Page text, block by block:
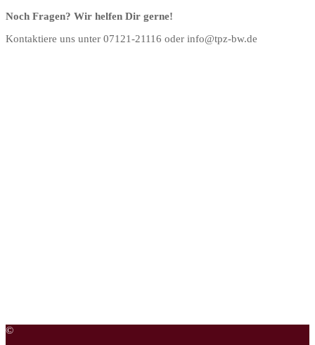
Noch Fragen? Wir helfen Dir gerne!
Kontaktiere uns unter 07121-21116 oder info@tpz-bw.de
©